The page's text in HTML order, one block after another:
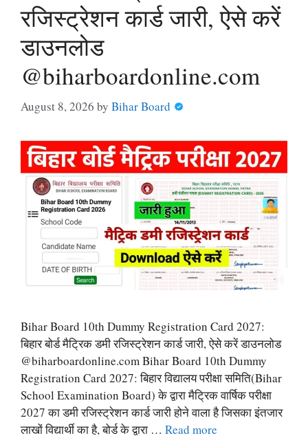
रजिस्ट्रेशन कार्ड जारी, ऐसे करें
डाउनलोड
@biharboardonline.com
August 8, 2026 by Bihar Board
Bihar Board 10th Dummy Registration Card 2027:
बिहार बोर्ड मैट्रिक डमी रजिस्ट्रेशन कार्ड जारी, ऐसे करें डाउनलोड
@biharboardonline.com Bihar Board 10th Dummy
Registration Card 2027: बिहार विद्यालय परीक्षा समिति(Bihar
School Examination Board) के द्वारा मैट्रिक वार्षिक परीक्षा
2027 का डमी रजिस्ट्रेशन कार्ड जारी होने वाला है जिसका इंतजार
लाखों विद्यार्थी का है, बोर्ड के द्वारा … Read more